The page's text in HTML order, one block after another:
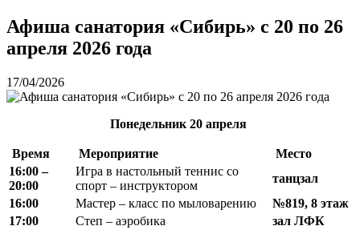
Афиша санатория «Сибирь» с 20 по 26
апреля 2026 года
17/04/2026
Понедельник 20 апреля
Время Мероприятие
Место
16:00 –
20:00
Игра в настольный теннис со
спорт – инструктором
танцзал
16:00
Мастер – класс по мыловарению
№819, 8 этаж
17:00
Степ – аэробика зал ЛФК